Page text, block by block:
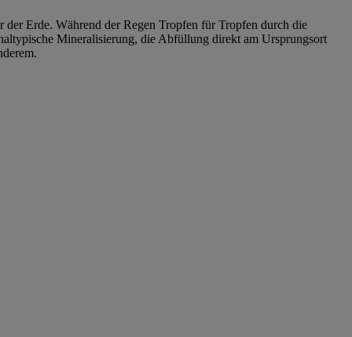
Erde. Während der Regen Tropfen für Tropfen durch die
Mineralisierung, die Abfüllung direkt am Ursprungsort